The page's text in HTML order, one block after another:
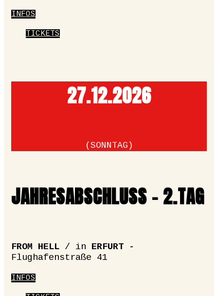
INFOS
TICKETS
27.12.­2026
(SONNTAG)
JAHRESABSCHLUSS - 2.TAG
FROM HELL / in ERFURT -
Flughafenstraße 41
INFOS